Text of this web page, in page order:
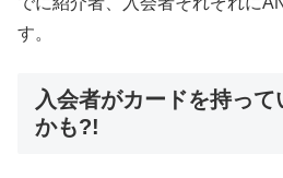
す。
入会者がカードを持っ
かも?!